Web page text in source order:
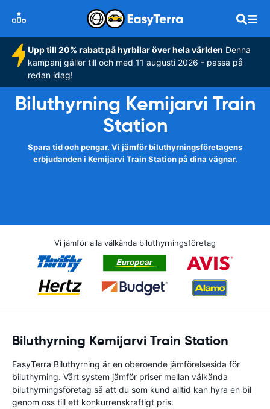
Upp till 20% rabatt på hyrbilar över hela världen Denna
kampanj gäller till och med 11 augusti 2026 - passa på
redan idag!
Biluthyrning Kemijarvi Train
Station
Spara tid och pengar. Vi jämför biluthyrningsföretagens
erbjudanden i Kemijarvi Train Station på dina vägnar.
Vi jämför alla välkända biluthyrningsföretag
Biluthyrning Kemijarvi Train Station
EasyTerra Biluthyrning är en oberoende jämförelsesida för
biluthyrning. Vårt system jämför priser mellan välkända
biluthyrningsföretag så att du som kund alltid kan hyra en bil
genom oss till ett konkurrenskraftigt pris.